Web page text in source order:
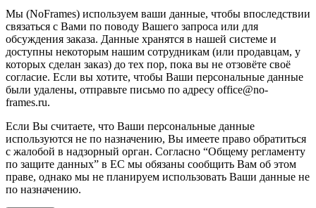
Мы (NoFrames) используем ваши данные, чтобы впоследствии
связаться с Вами по поводу Вашего запроса или для
обсуждения заказа. Данные хранятся в нашей системе и
доступны некоторым нашим сотрудникам (или продавцам, у
которых сделан заказ) до тех пор, пока вы не отзовёте своё
согласие. Если вы хотите, чтобы Ваши персональные данные
были удалены, отправьте письмо по адресу office@no-
frames.ru.
Если Вы считаете, что Ваши персональные данные
используются не по назначению, Вы имеете право обратиться
с жалобой в надзорный орган. Согласно “Общему регламенту
по защите данных” в ЕС мы обязаны сообщить Вам об этом
праве, однако мы не планируем использовать Ваши данные не
по назначению.